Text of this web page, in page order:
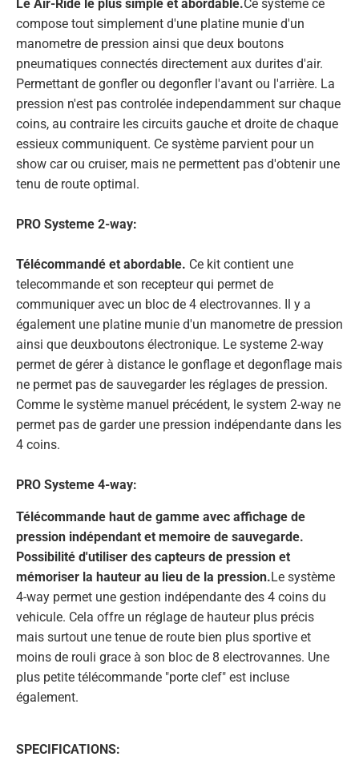
Le Air-Ride le plus simple et abordable.Ce système ce
compose tout simplement d'une platine munie d'un
manometre de pression ainsi que deux boutons
pneumatiques connectés directement aux durites d'air.
Permettant de gonfler ou degonfler l'avant ou l'arrière. La
pression n'est pas controlée independamment sur chaque
coins, au contraire les circuits gauche et droite de chaque
essieux communiquent. Ce système parvient pour un
show car ou cruiser, mais ne permettent pas d'obtenir une
tenu de route optimal.
PRO Systeme 2-way:
Télécommandé et abordable. Ce kit contient une
telecommande et son recepteur qui permet de
communiquer avec un bloc de 4 electrovannes. Il y a
également une platine munie d'un manometre de pression
ainsi que deuxboutons électronique. Le systeme 2-way
permet de gérer à distance le gonflage et degonflage mais
ne permet pas de sauvegarder les réglages de pression.
Comme le système manuel précédent, le system 2-way ne
permet pas de garder une pression indépendante dans les
4 coins.
PRO Systeme 4-way:
Télécommande haut de gamme avec affichage de
pression indépendant et memoire de sauvegarde.
Possibilité d'utiliser des capteurs de pression et
mémoriser la hauteur au lieu de la pression.Le système
4-way permet une gestion indépendante des 4 coins du
vehicule. Cela offre un réglage de hauteur plus précis
mais surtout une tenue de route bien plus sportive et
moins de rouli grace à son bloc de 8 electrovannes. Une
plus petite télécommande "porte clef" est incluse
également.
SPECIFICATIONS: